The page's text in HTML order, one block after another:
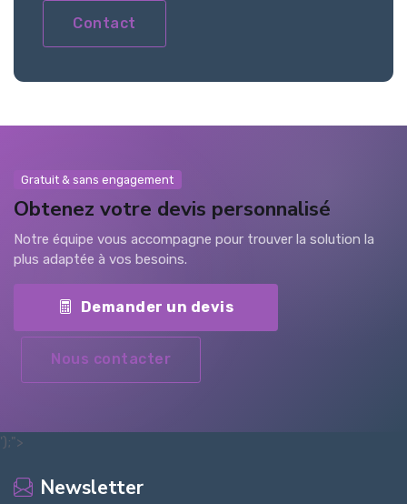
Contact
Gratuit & sans engagement
Obtenez votre devis personnalisé
Notre équipe vous accompagne pour trouver la solution la
plus adaptée à vos besoins.
Demander un devis
Nous contacter
');">
Newsletter